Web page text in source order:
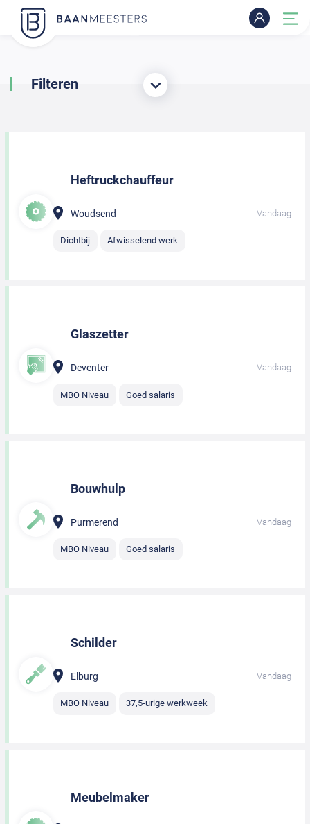
Filteren
Heftruckchauffeur
Woudsend Vandaag
Dichtbij Afwisselend werk
Glaszetter
Deventer Vandaag
MBO Niveau Goed salaris
Bouwhulp
Purmerend Vandaag
MBO Niveau Goed salaris
Schilder
Elburg Vandaag
MBO Niveau 37,5-urige werkweek
Meubelmaker